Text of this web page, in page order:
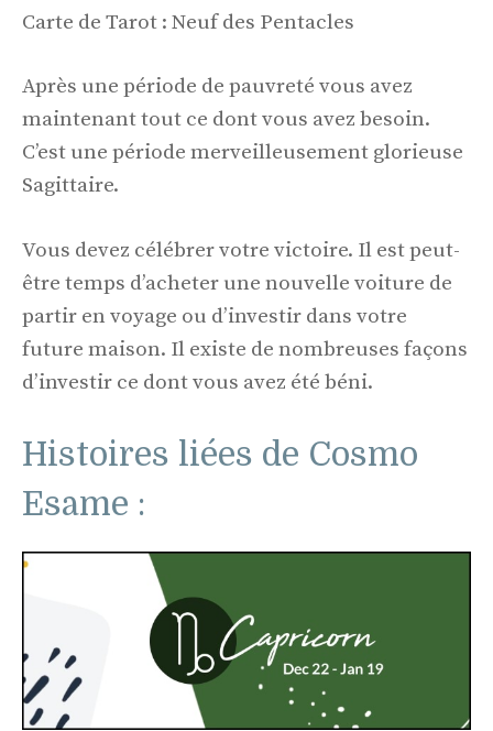
Carte de Tarot : Neuf des Pentacles
Après une période de pauvreté vous avez
maintenant tout ce dont vous avez besoin.
C’est une période merveilleusement glorieuse
Sagittaire.
Vous devez célébrer votre victoire. Il est peut-
être temps d’acheter une nouvelle voiture de
partir en voyage ou d’investir dans votre
future maison. Il existe de nombreuses façons
d’investir ce dont vous avez été béni.
Histoires liées de Cosmo
Esame :